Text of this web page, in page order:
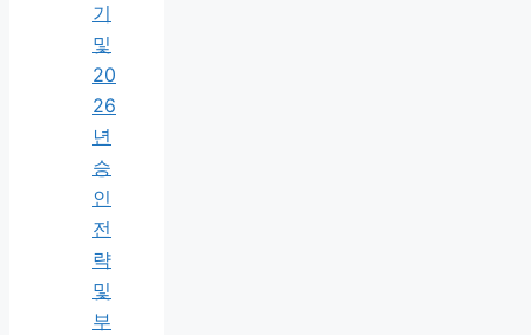
기
및
20
26
년
승
인
전
략
및
부